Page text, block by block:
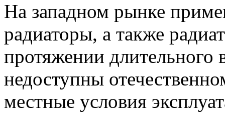
На западном рынке
радиаторы, а также
протяжении длительного
недоступны
местные условия